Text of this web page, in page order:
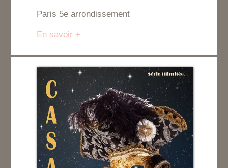
Paris 5e arrondissement
En savoir +